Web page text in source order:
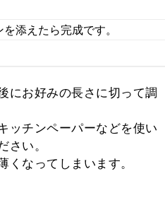
添えたら完成です。
にお好みの長さに切って調
ッチンペーパーなどを使い
さい。
くなってしまいます。